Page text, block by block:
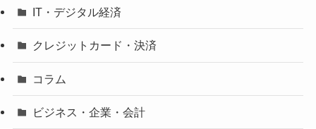
IT・デジタル経済
クレジットカード・決済
コラム
ビジネス・企業・会計